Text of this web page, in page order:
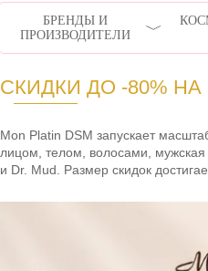
БРЕНДЫ И
ПРОИЗВОДИТЕЛИ
СКИДКИ ДО -80% НА
Mon Platin DSM запускает
лицом, телом, волосами,
и Dr. Mud. Размер скидок